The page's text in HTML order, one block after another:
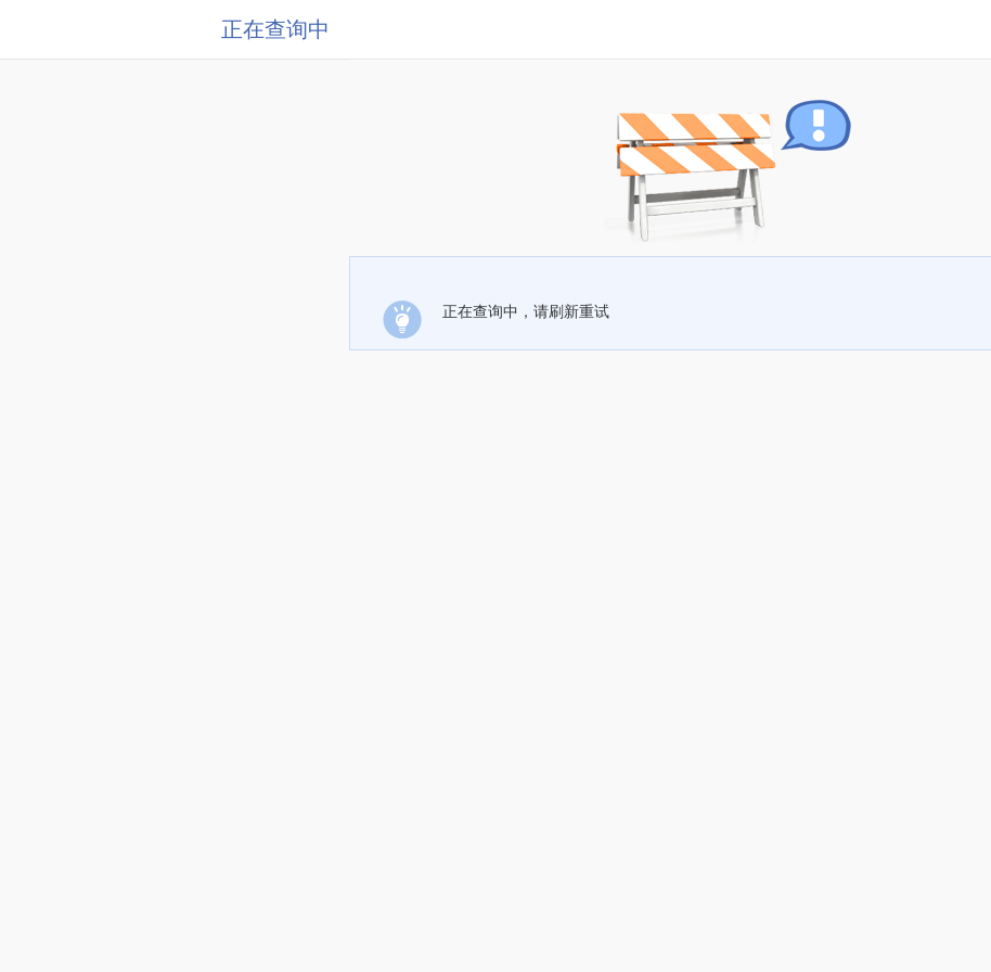
正在查询中
正在查询中，请刷新重试